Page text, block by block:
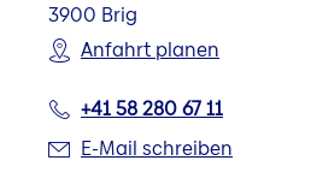
3900 Brig
Anfahrt planen
+41 58 280 67 11
E-Mail schreiben